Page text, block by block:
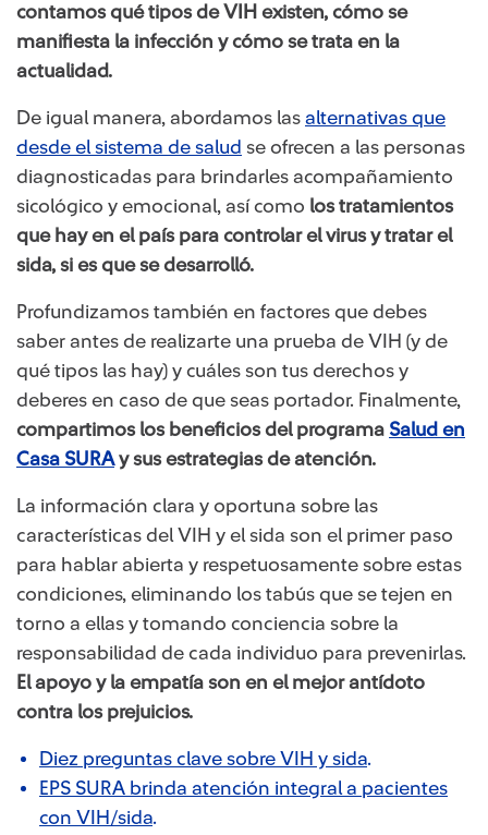
contamos qué tipos de VIH existen, cómo se
manifiesta la infección y cómo se trata en la
actualidad.
De igual manera, abordamos las alternativas que
desde el sistema de salud se ofrecen a las personas
diagnosticadas para brindarles acompañamiento
sicológico y emocional, así como los tratamientos
que hay en el país para controlar el virus y tratar el
sida, si es que se desarrolló.
Profundizamos también en factores que debes
saber antes de realizarte una prueba de VIH (y de
qué tipos las hay) y cuáles son tus derechos y
deberes en caso de que seas portador. Finalmente,
compartimos los beneficios del programa Salud en
Casa SURA y sus estrategias de atención.
La información clara y oportuna sobre las
características del VIH y el sida son el primer paso
para hablar abierta y respetuosamente sobre estas
condiciones, eliminando los tabús que se tejen en
torno a ellas y tomando conciencia sobre la
responsabilidad de cada individuo para prevenirlas.
El apoyo y la empatía son en el mejor antídoto
contra los prejuicios.
Diez preguntas clave sobre VIH y sida.
EPS SURA brinda atención integral a pacientes
con VIH/sida.